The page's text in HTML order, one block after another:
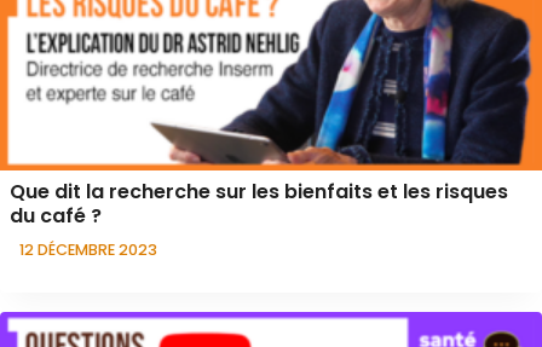
Que dit la recherche sur les bienfaits et les risques
du café ?
12 DÉCEMBRE 2023